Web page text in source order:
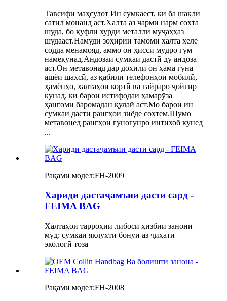
Тавсифи маҳсулот Ин сумкаест, ки ба шакли
сатил монанд аст.Халта аз чарми нарм сохта
шуда, бо қуфли хурди металлӣ муҷаҳҳаз
шудааст.Намуди зоҳирии тамоми халта хеле
содда менамояд, аммо он ҳисси мӯдро гум
намекунад.Андозаи сумкаи дастӣ ду андоза
аст.Он метавонад дар дохили он ҳама гуна
ашёи шахсӣ, аз қабили телефонҳои мобилӣ,
ҳамёнҳо, халтаҳои кортӣ ва ғайраро ҷойгир
кунад, ки барои истифодаи ҳамарӯза
ҳангоми баромадан қулай аст.Мо барои ин
сумкаи дастӣ рангҳои зиёде сохтем.Шумо
метавонед рангҳои гуногунро интихоб кунед
...
Рақами модел:FH-2009
Хариди дастаҷамъии дасти сард -
FEIMA BAG
Халтаҳои тарроҳии либоси ҳизбии занони
мӯд: сумкаи яклухти бонуи аз ҷиҳати
экологӣ тоза
Рақами модел:FH-2008